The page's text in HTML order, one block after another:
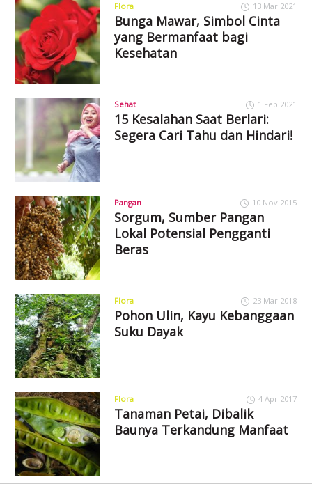
Flora 13 Mar 2021
Bunga Mawar, Simbol Cinta
yang Bermanfaat bagi
Kesehatan
Sehat 1 Feb 2021
15 Kesalahan Saat Berlari:
Segera Cari Tahu dan Hindari!
Pangan 10 Nov 2015
Sorgum, Sumber Pangan
Lokal Potensial Pengganti
Beras
Flora 23 Mar 2018
Pohon Ulin, Kayu Kebanggaan
Suku Dayak
Flora 4 Apr 2017
Tanaman Petai, Dibalik
Baunya Terkandung Manfaat